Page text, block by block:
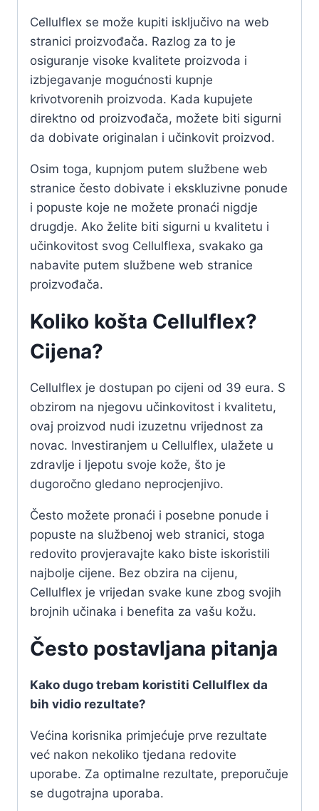
Cellulflex se može kupiti isključivo na web
stranici proizvođača. Razlog za to je
osiguranje visoke kvalitete proizvoda i
izbjegavanje mogućnosti kupnje
krivotvorenih proizvoda. Kada kupujete
direktno od proizvođača, možete biti sigurni
da dobivate originalan i učinkovit proizvod.
Osim toga, kupnjom putem službene web
stranice često dobivate i ekskluzivne ponude
i popuste koje ne možete pronaći nigdje
drugdje. Ako želite biti sigurni u kvalitetu i
učinkovitost svog Cellulflexa, svakako ga
nabavite putem službene web stranice
proizvođača.
Koliko košta Cellulflex?
Cijena?
Cellulflex je dostupan po cijeni od 39 eura. S
obzirom na njegovu učinkovitost i kvalitetu,
ovaj proizvod nudi izuzetnu vrijednost za
novac. Investiranjem u Cellulflex, ulažete u
zdravlje i ljepotu svoje kože, što je
dugoročno gledano neprocjenjivo.
Često možete pronaći i posebne ponude i
popuste na službenoj web stranici, stoga
redovito provjeravajte kako biste iskoristili
najbolje cijene. Bez obzira na cijenu,
Cellulflex je vrijedan svake kune zbog svojih
brojnih učinaka i benefita za vašu kožu.
Često postavljana pitanja
Kako dugo trebam koristiti Cellulflex da
bih vidio rezultate?
Većina korisnika primjećuje prve rezultate
već nakon nekoliko tjedana redovite
uporabe. Za optimalne rezultate, preporučuje
se dugotrajna uporaba.